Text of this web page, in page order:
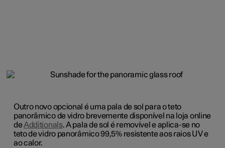
Outro novo opcional é uma pala de sol para o teto
panorâmico de vidro brevemente disponível na loja online
deAdditionals. A pala de sol é removível e aplica-se no
teto de vidro panorâmico 99,5% resistente aos raios UV e
ao calor.